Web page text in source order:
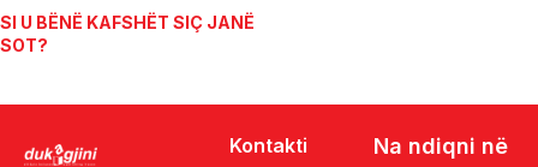
SI U BËNË KAFSHËT SIÇ JANË
SOT?
Kontakti
Na ndiqni në